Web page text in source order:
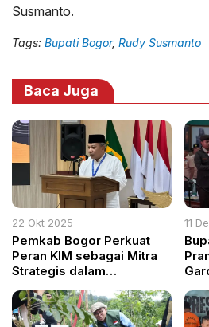
Susmanto.
Tags: Bupati Bogor, Rudy Susmanto
Baca Juga
22 Okt 2025
Pemkab Bogor Perkuat
Peran KIM sebagai Mitra
Strategis dalam
Publik
11